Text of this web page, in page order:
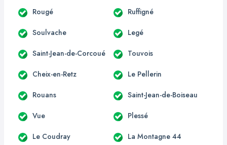
Rougé Ruffigné
Soulvache Legé
Saint-Jean-de-Corcoué Touvois
Cheix-en-Retz Le Pellerin
Rouans Saint-Jean-de-Boiseau
Vue Plessé
Le Coudray La Montagne 44